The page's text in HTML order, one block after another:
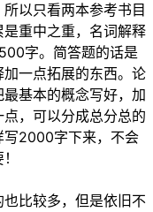
以只看两本参考书目
重中之重，名词解释
字。简答题的话是
一点拓展的东西。论
基本的概念写好，加
，可以分成总分总的
写2000字下来，不会
比较多，但是依旧不